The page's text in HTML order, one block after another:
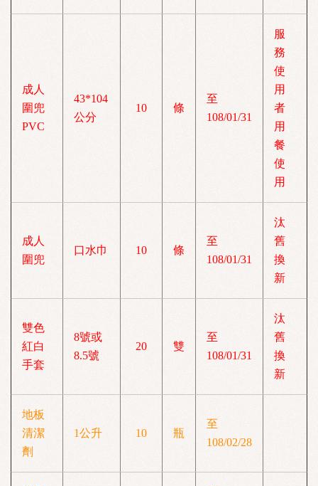
成人
圍兜
PVC
43*104
公分
10 條
至
108/01/31
服
務
使
用
者
用
餐
使
用
成人
圍兜
口水巾 10 條
至
108/01/31
汰
舊
換
新
雙色
紅白
手套
8號或
8.5號
20 雙
至
108/01/31
汰
舊
換
新
地板
清潔
劑
1公升 10 瓶
至
108/02/28